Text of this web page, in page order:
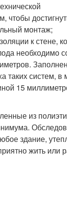
монтаж;
к стене,
необходимо
таких систем, в
15
из
здание,
жить или